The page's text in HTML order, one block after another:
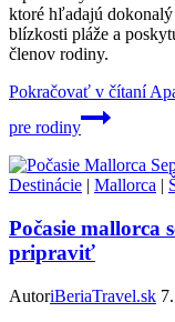
ktoré hľadajú
blízkosti pláže a
členov rodiny.
Pokračovať v čítaní
pre rodiny
Destinácie | Mallorca |
Počasie mallorca
pripraviť
AutoriBeriaTravel.sk